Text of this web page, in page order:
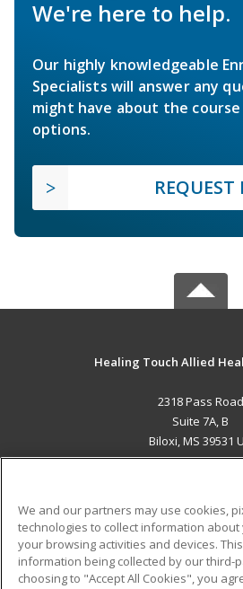
We're here to help.
Our highly knowledgeable
Specialists will answer any
might have about the
options.
REQUEST
Healing Touch Allied
2318 Pass Road
Suite 7A, B
Biloxi, MS 39531
ADDITIONAL
Military
Financial Assistance
We and our partners may use cookies,
technologies to collect information
your browsing activities and devices.
information being collected by our third-
choosing to "Accept All Cookies", you